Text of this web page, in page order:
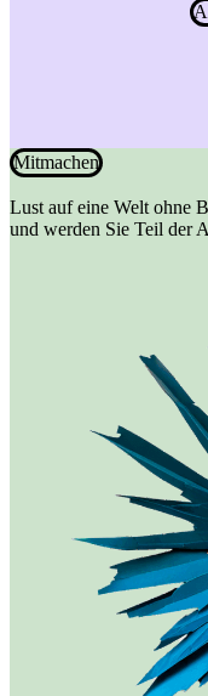
Mitmachen
Lust auf eine Welt ohne
und werden Sie Teil der